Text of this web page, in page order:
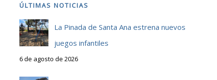
ÚLTIMAS NOTICIAS
La Pinada de Santa Ana estrena nuevos
juegos infantiles
6 de agosto de 2026